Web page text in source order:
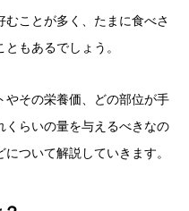
ことが多く、たまに食べさ
もあるでしょう。
やその栄養価、どの部位が手
くらいの量を与えるべきなの
ついて解説していきます。